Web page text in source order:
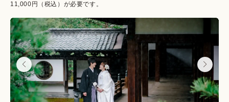
11,000円（税込）が必要です。